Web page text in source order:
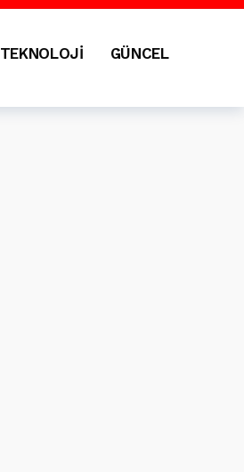
TEKNOLOJİ
GÜNCEL